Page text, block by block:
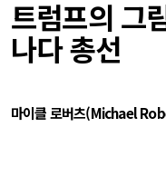
트럼프의 그
나다 총선
마이클 로버츠(Michael